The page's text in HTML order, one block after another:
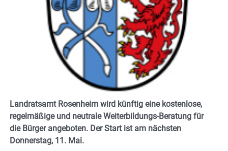
Landratsamt Rosenheim wird künftig eine kostenlose,
regelmäßige und neutrale Weiterbildungs-Beratung für
die Bürger angeboten. Der Start ist am nächsten
Donnerstag, 11. Mai.